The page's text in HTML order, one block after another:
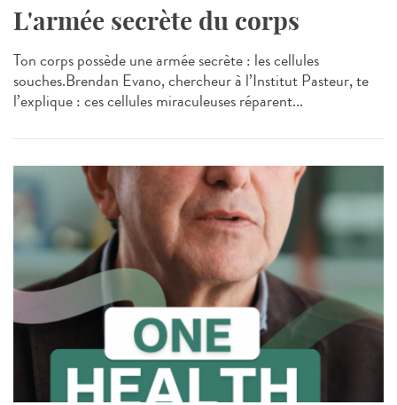
L'armée secrète du corps
Ton corps possède une armée secrète : les cellules
souches.Brendan Evano, chercheur à l’Institut Pasteur, te
l’explique : ces cellules miraculeuses réparent...